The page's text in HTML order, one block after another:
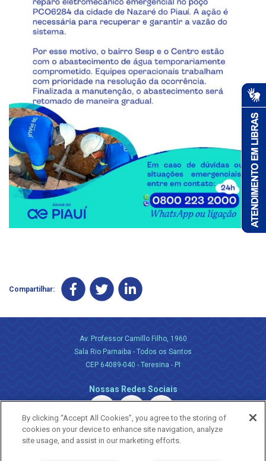
Compartilhar:
Av. Professor Camillo Filho, 1960
Sala Rio Parnaiba - Todos os Santos
CEP 64089-040 - Teresina - PI
Nossas Redes Sociais
By clicking “Accept All Cookies”, you agree to the storing of
cookies on your device to enhance site navigation, analyze
site usage, and assist in our marketing efforts.